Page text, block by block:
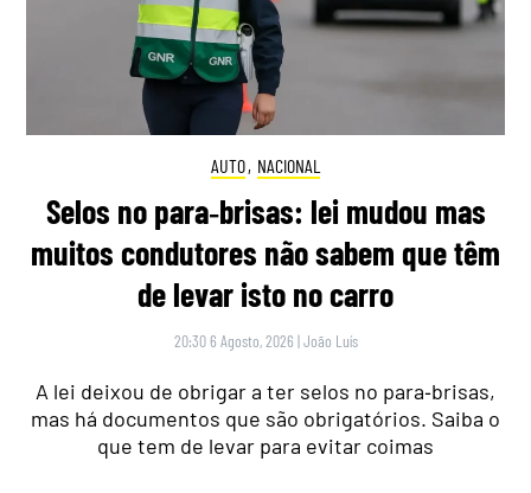
AUTO, NACIONAL
Selos no para‑brisas: lei mudou mas
muitos condutores não sabem que têm
de levar isto no carro
20:30 6 Agosto, 2026 |João Luís
A lei deixou de obrigar a ter selos no para‑brisas,
mas há documentos que são obrigatórios. Saiba o
que tem de levar para evitar coimas